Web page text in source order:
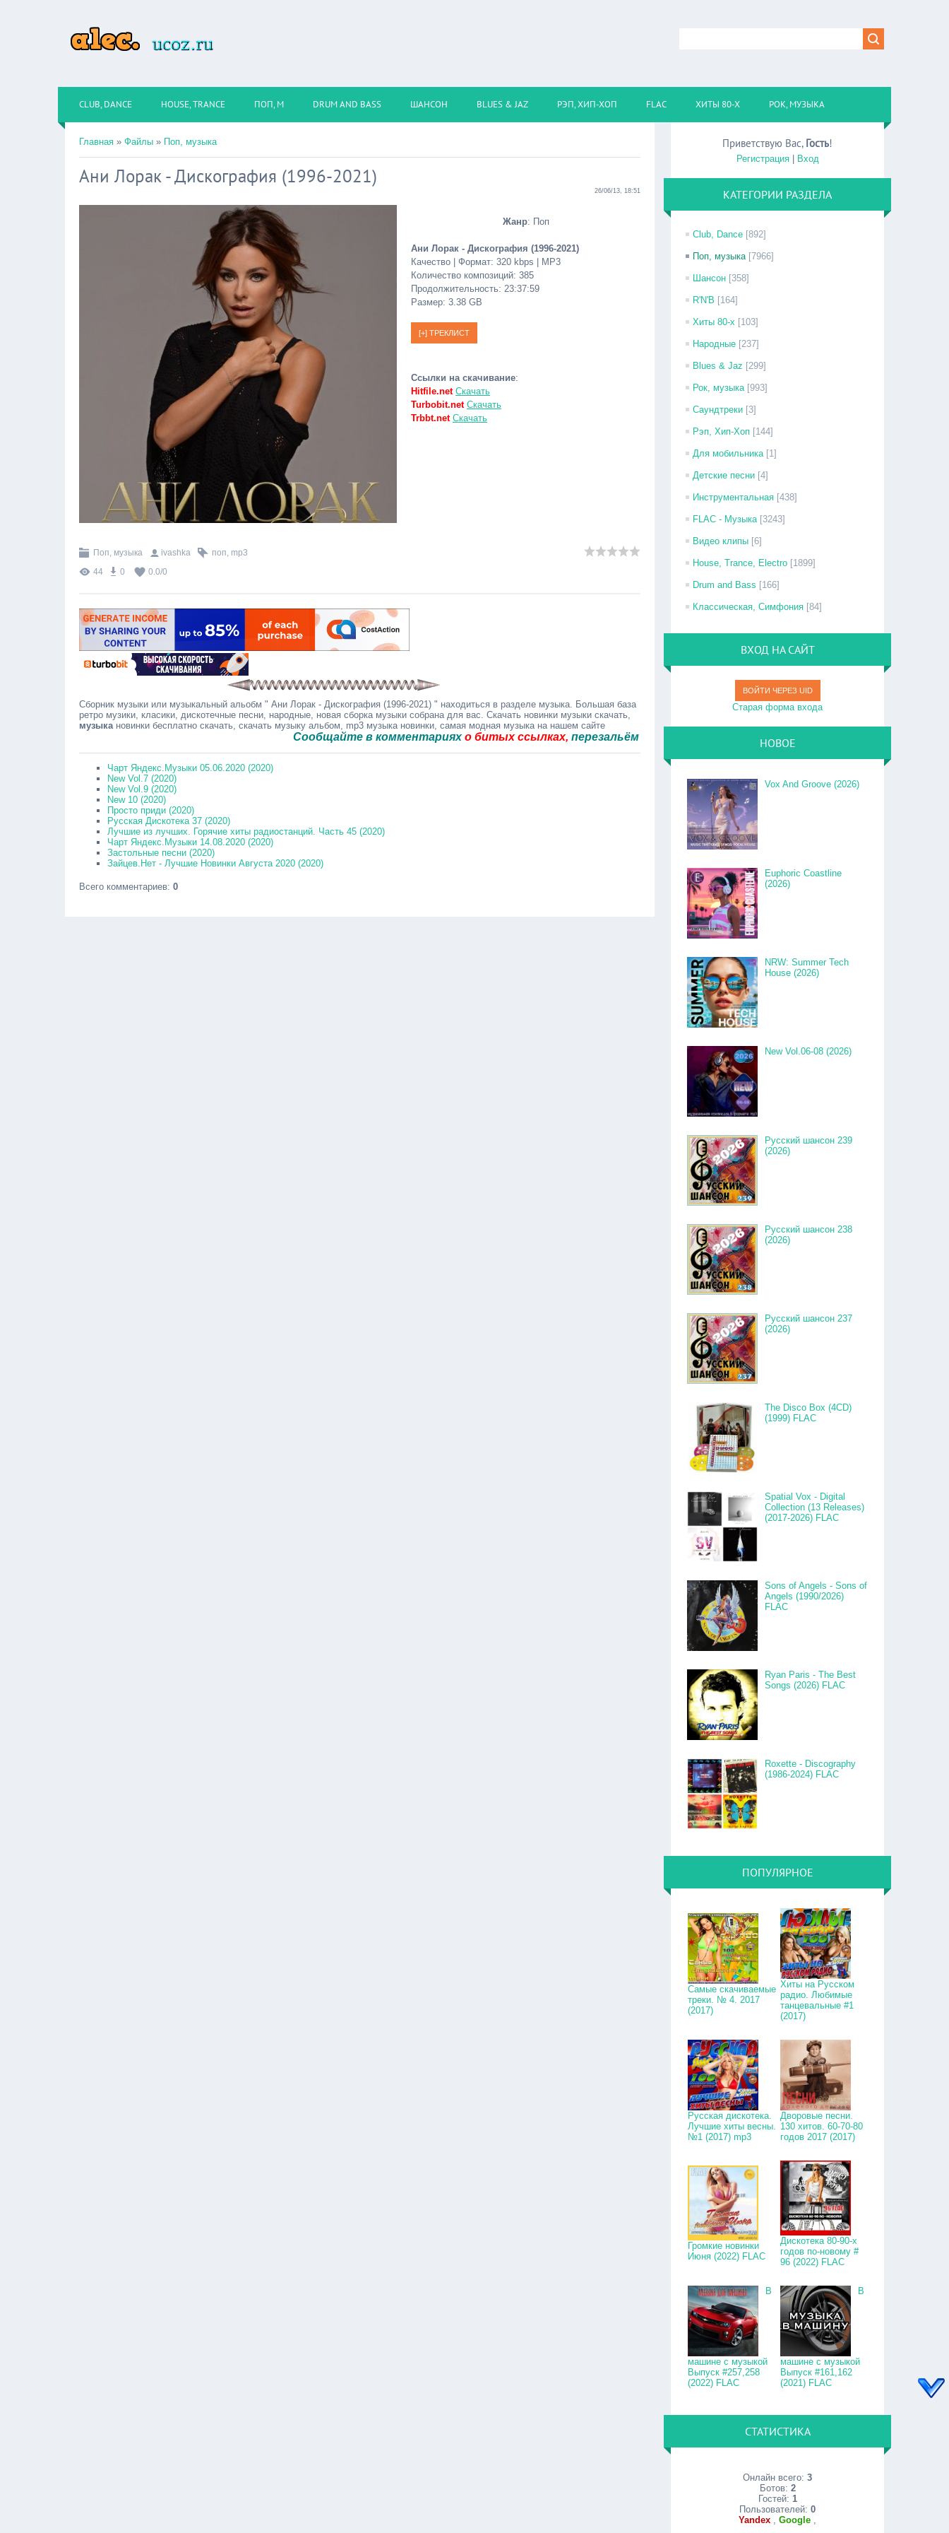
CLUB, DANCE HOUSE, TRANCE ПОП, М DRUM AND BASS ШАНСОН BLUES & JAZ РЭП, ХИП-ХОП FLAC ХИТЫ 80-Х РОК, МУЗЫКА
Главная » Файлы » Поп, музыка
Ани Лорак - Дискография (1996-2021)
26/06/13, 18:51
Жанр: Поп
Ани Лорак - Дискография (1996-2021)
Качество | Формат: 320 kbps | MP3
Количество композиций: 385
Продолжительность: 23:37:59
Размер: 3.38 GB
Ссылки на скачивание:
Hitfile.net Скачать
Turbobit.net Скачать
Trbbt.net Скачать
Поп, музыка ivashka поп, mp3
44
0 0.0/0
Сборник музыки или музыкальный альобм " Ани Лорак - Дискография (1996-2021) " находиться в разделе музыка. Большая база
ретро музики, класики, дискотечные песни, народные, новая сборка музыки собрана для вас. Скачать новинки музыки скачать,
музыкановинки бесплатно скачать, скачать музыку альбом, mp3 музыка новинки, самая модная музыка на нашем сайте
Сообщайте в комментарияхо битых ссылках,перезальём быстро.
Чарт Яндекс.Музыки 05.06.2020 (2020)
New Vol.7 (2020)
New Vol.9 (2020)
New 10 (2020)
Просто приди (2020)
Русская Дискотека 37 (2020)
Лучшие из лучших. Горячие хиты радиостанций. Часть 45 (2020)
Чарт Яндекс.Музыки 14.08.2020 (2020)
Застольные песни (2020)
Зайцев.Нет - Лучшие Новинки Августа 2020 (2020)
Всего комментариев: 0
Приветствую Вас, Гость!
Регистрация| Вход
КАТЕГОРИИ РАЗДЕЛА
Club, Dance [892]
Поп, музыка [7966]
Шансон [358]
R'N'B [164]
Хиты 80-х [103]
Народные [237]
Blues & Jaz [299]
Рок, музыка [993]
Саундтреки [3]
Рэп, Хип-Хоп [144]
Для мобильника [1]
Детские песни [4]
Инструментальная [438]
FLAC - Музыка [3243]
Видео клипы [6]
House, Trance, Electro [1899]
Drum and Bass [166]
Классическая, Симфония [84]
ВХОД НА САЙТ
ВОЙТИ ЧЕРЕЗ UID
Старая форма входа
НОВОЕ
Vox And Groove (2026)
Euphoric Coastline
(2026)
NRW: Summer Tech
House (2026)
New Vol.06-08 (2026)
Русский шансон 239
(2026)
Русский шансон 238
(2026)
Русский шансон 237
(2026)
The Disco Box (4CD)
(1999) FLAC
Spatial Vox - Digital
Collection (13 Releases)
(2017-2026) FLAC
Sons of Angels - Sons of
Angels (1990/2026)
FLAC
Ryan Paris - The Best
Songs (2026) FLAC
Roxette - Discography
(1986-2024) FLAC
ПОПУЛЯРНОЕ
Самые скачиваемые
треки. № 4. 2017
(2017)
Хиты на Русском
радио. Любимые
танцевальные #1
(2017)
Русская дискотека.
Лучшие хиты весны.
№1 (2017) mp3
Дворовые песни.
130 хитов. 60-70-80
годов 2017 (2017)
Громкие новинки
Июня (2022) FLAC
Дискотека 80-90-х
годов по-новому #
96 (2022) FLAC
В
машине с музыкой
Выпуск #257,258
(2022) FLAC
В
машине с музыкой
Выпуск #161,162
(2021) FLAC
СТАТИСТИКА
Онлайн всего:3
Ботов: 2
Гостей: 1
Пользователей:0
Yandex ,Google ,